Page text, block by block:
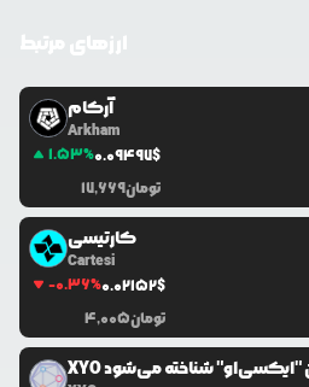
آرکام
Arkham
1.53%0.09497$
17,669تومان
کارتیسی
Cartesi
-0.36%0.02152$
4,005تومان